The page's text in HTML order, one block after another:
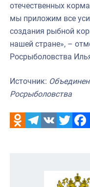
отечественных
мы приложим все
создания рыбной
нашей стране», –
Росрыболовства
Источник:
Росрыболовства